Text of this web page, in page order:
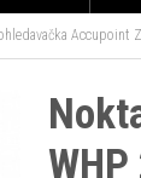
Accupoint